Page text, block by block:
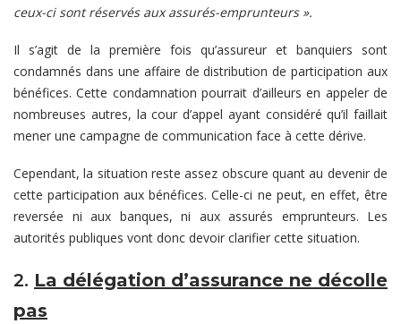
ceux-ci sont réservés aux assurés-emprunteurs ».
Il s’agit de la première fois qu’assureur et banquiers sont
condamnés dans une affaire de distribution de participation aux
bénéfices. Cette condamnation pourrait d’ailleurs en appeler de
nombreuses autres, la cour d’appel ayant considéré qu’il faillait
mener une campagne de communication face à cette dérive.
Cependant, la situation reste assez obscure quant au devenir de
cette participation aux bénéfices. Celle-ci ne peut, en effet, être
reversée ni aux banques, ni aux assurés emprunteurs. Les
autorités publiques vont donc devoir clarifier cette situation.
2. La délégation d’assurance ne décolle
pas